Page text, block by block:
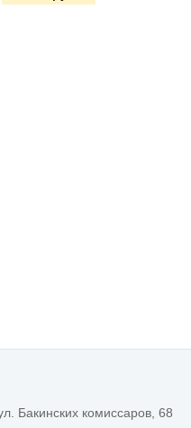
Бакинских комиссаров, 68